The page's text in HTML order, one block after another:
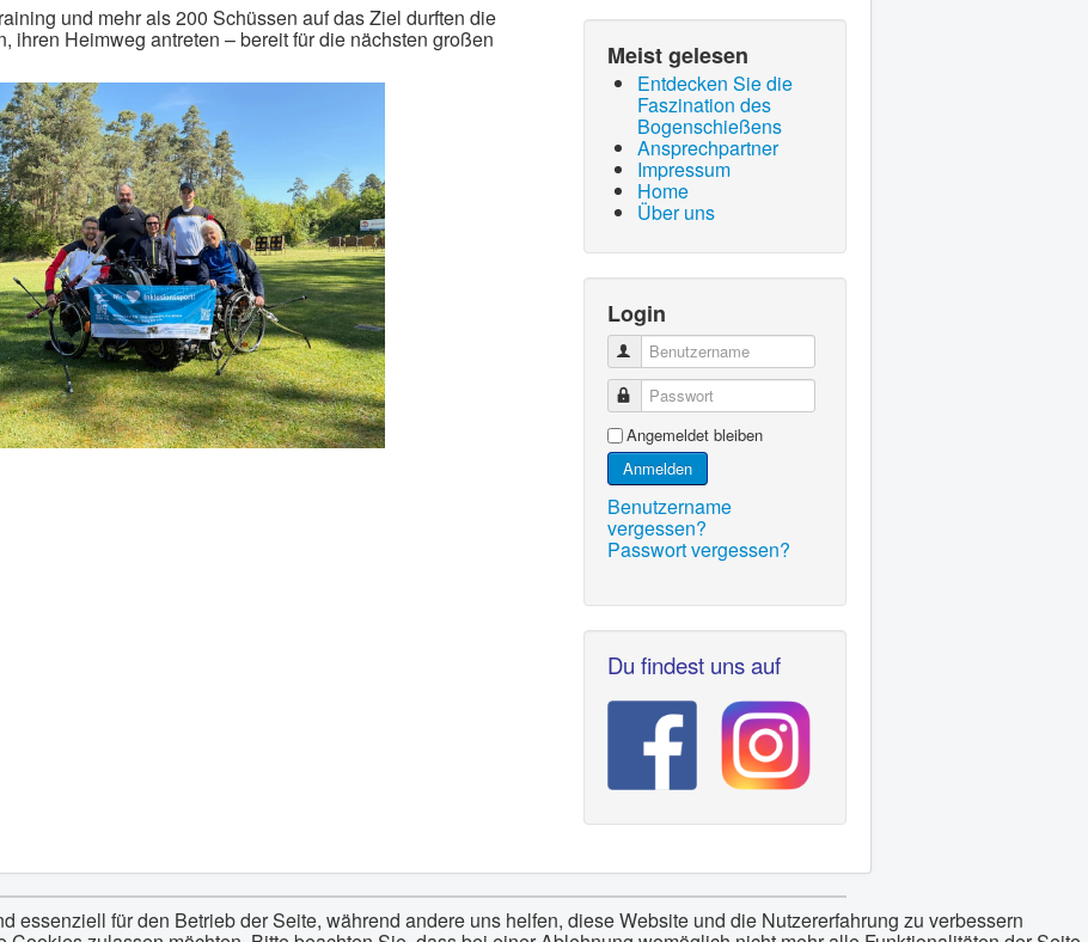
und mehr als 200 Schüssen auf das Ziel durften die
ihren Heimweg antreten – bereit für die nächsten großen
Meist gelesen
Entdecken Sie die
Faszination des
Bogenschießens
Ansprechpartner
Impressum
Home
Über uns
Login
Benutzername
Passwort
Angemeldet bleiben
Anmelden
Benutzername
vergessen?
Passwort vergessen?
Du findest uns auf
essenziell für den Betrieb der Seite, während andere uns helfen, diese Website und die Nutzererfahrung zu verbessern